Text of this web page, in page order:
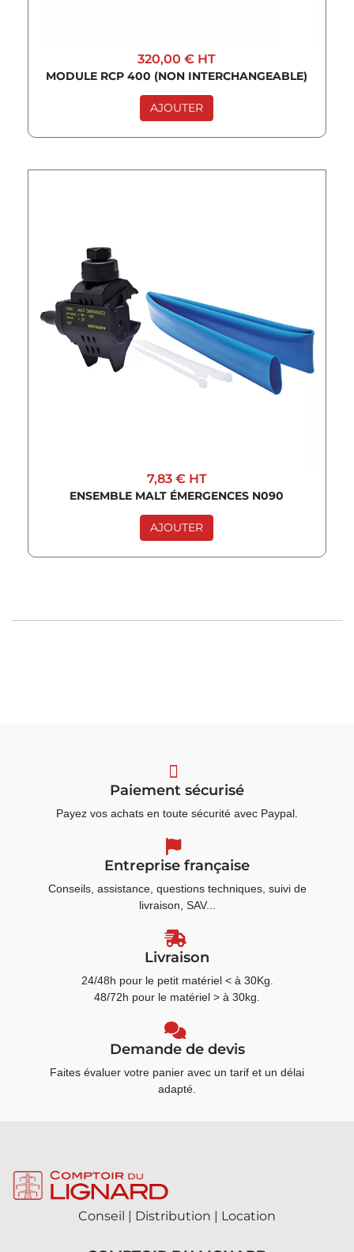
320,00 € HT
MODULE RCP 400 (NON INTERCHANGEABLE)
AJOUTER
7,83 € HT
ENSEMBLE MALT ÉMERGENCES N090
AJOUTER
Paiement sécurisé
Payez vos achats en toute sécurité avec Paypal.
Entreprise française
Conseils, assistance, questions techniques, suivi de
livraison, SAV...
Livraison
24/48h pour le petit matériel < à 30Kg.
48/72h pour le matériel > à 30kg.
Demande de devis
Faites évaluer votre panier avec un tarif et un délai
adapté.
Conseil | Distribution | Location